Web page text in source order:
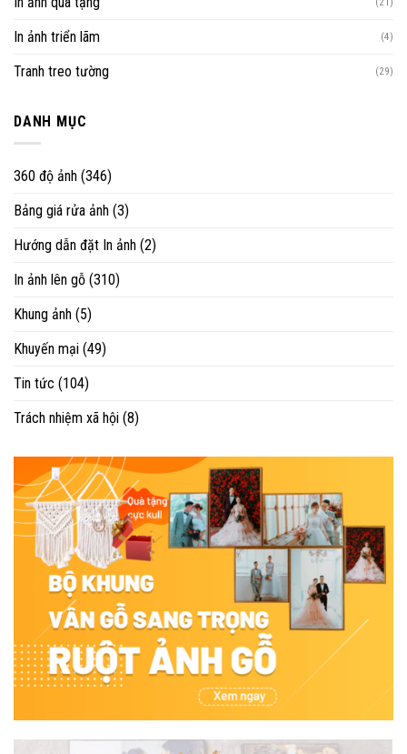
In ảnh triển lãm (4)
Tranh treo tường (29)
DANH MỤC
360 độ ảnh (346)
Bảng giá rửa ảnh (3)
Hướng dẫn đặt In ảnh (2)
In ảnh lên gỗ (310)
Khung ảnh (5)
Khuyến mại (49)
Tin tức (104)
Trách nhiệm xã hội (8)